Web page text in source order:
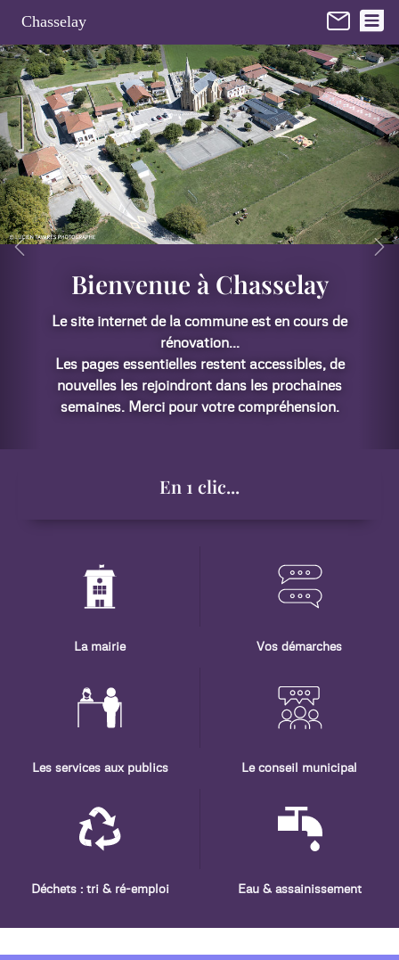
Chasselay
En 1 clic...
La mairie Vos démarches
Les services aux publics Le conseil municipal
Déchets : tri & ré-emploi Eau & assainissement